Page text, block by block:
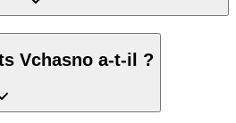
Vchasno a-t-il ?